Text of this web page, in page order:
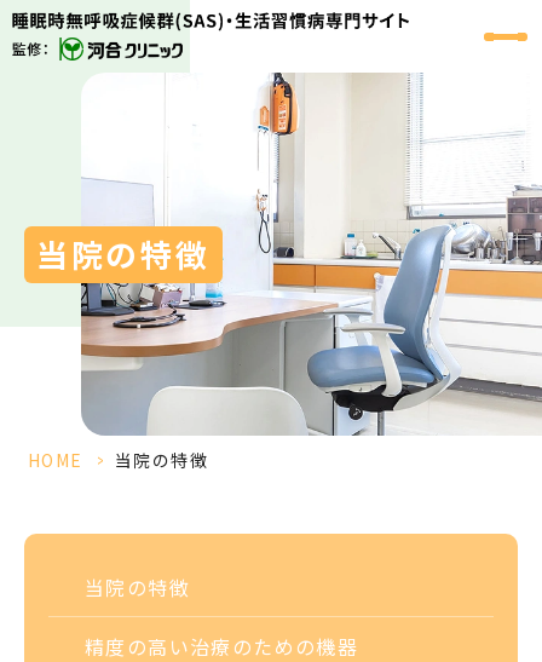
当院の特徴
HOME > 当院の特徴
当院の特徴
精度の高い治療のための機器